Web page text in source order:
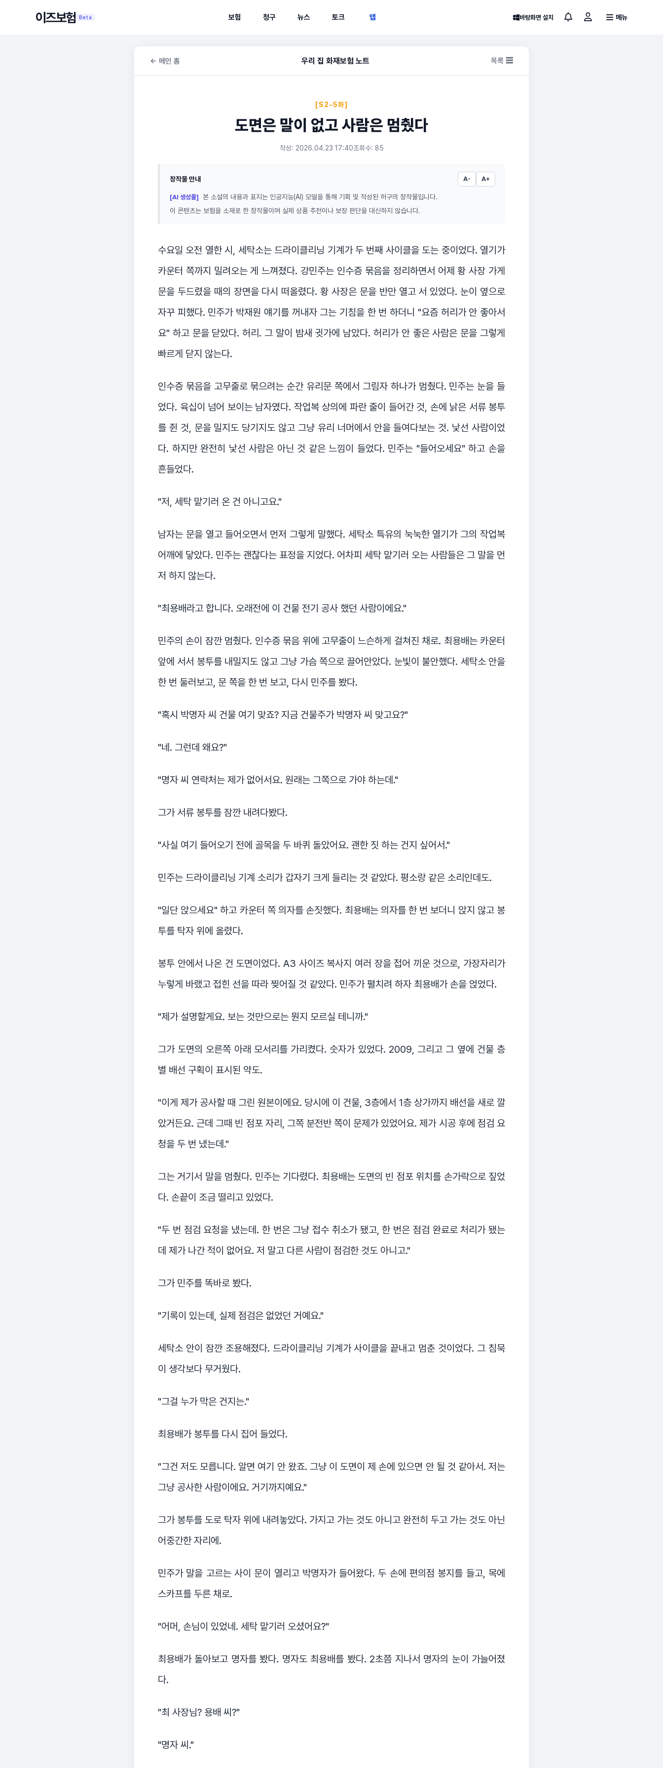
이즈보험 Beta 보험 청구 뉴스 토크 앱 바탕화면 설치 메뉴
← 메인 홈 우리 집 화재보험 노트 목록 ☰
[S2-5화]
도면은 말이 없고 사람은 멈췄다
작성: 2026.04.23 17:40조회수: 85
창작물 안내 A- A+
[AI 생성물]
본 소설의 내용과 표지는 인공지능(AI) 모델을 통해 기획 및 작성된 허구의 창작물입니다.
이 콘텐츠는 보험을 소재로 한 창작물이며 실제 상품 추천이나 보장 판단을 대신하지 않습니다.
수요일 오전 열한 시, 세탁소는 드라이클리닝 기계가 두 번째 사이클을 도는 중이었다. 열기가
카운터 쪽까지 밀려오는 게 느껴졌다. 강민주는 인수증 묶음을 정리하면서 어제 황 사장 가게
문을 두드렸을 때의 장면을 다시 떠올렸다. 황 사장은 문을 반만 열고 서 있었다. 눈이 옆으로
자꾸 피했다. 민주가 박재원 얘기를 꺼내자 그는 기침을 한 번 하더니 "요즘 허리가 안 좋아서
요" 하고 문을 닫았다. 허리. 그 말이 밤새 귓가에 남았다. 허리가 안 좋은 사람은 문을 그렇게
빠르게 닫지 않는다.
인수증 묶음을 고무줄로 묶으려는 순간 유리문 쪽에서 그림자 하나가 멈췄다. 민주는 눈을 들
었다. 육십이 넘어 보이는 남자였다. 작업복 상의에 파란 줄이 들어간 것, 손에 낡은 서류 봉투
를 쥔 것, 문을 밀지도 당기지도 않고 그냥 유리 너머에서 안을 들여다보는 것. 낯선 사람이었
다. 하지만 완전히 낯선 사람은 아닌 것 같은 느낌이 들었다. 민주는 "들어오세요" 하고 손을
흔들었다.
"저, 세탁 맡기러 온 건 아니고요."
남자는 문을 열고 들어오면서 먼저 그렇게 말했다. 세탁소 특유의 눅눅한 열기가 그의 작업복
어깨에 닿았다. 민주는 괜찮다는 표정을 지었다. 어차피 세탁 맡기러 오는 사람들은 그 말을 먼
저 하지 않는다.
"최용배라고 합니다. 오래전에 이 건물 전기 공사 했던 사람이에요."
민주의 손이 잠깐 멈췄다. 인수증 묶음 위에 고무줄이 느슨하게 걸쳐진 채로. 최용배는 카운터
앞에 서서 봉투를 내밀지도 않고 그냥 가슴 쪽으로 끌어안았다. 눈빛이 불안했다. 세탁소 안을
한 번 둘러보고, 문 쪽을 한 번 보고, 다시 민주를 봤다.
"혹시 박명자 씨 건물 여기 맞죠? 지금 건물주가 박명자 씨 맞고요?"
"네. 그런데 왜요?"
"명자 씨 연락처는 제가 없어서요. 원래는 그쪽으로 가야 하는데."
그가 서류 봉투를 잠깐 내려다봤다.
"사실 여기 들어오기 전에 골목을 두 바퀴 돌았어요. 괜한 짓 하는 건지 싶어서."
민주는 드라이클리닝 기계 소리가 갑자기 크게 들리는 것 같았다. 평소랑 같은 소리인데도.
"일단 앉으세요" 하고 카운터 쪽 의자를 손짓했다. 최용배는 의자를 한 번 보더니 앉지 않고 봉
투를 탁자 위에 올렸다.
봉투 안에서 나온 건 도면이었다. A3 사이즈 복사지 여러 장을 접어 끼운 것으로, 가장자리가
누렇게 바랬고 접힌 선을 따라 찢어질 것 같았다. 민주가 펼치려 하자 최용배가 손을 얹었다.
"제가 설명할게요. 보는 것만으로는 뭔지 모르실 테니까."
그가 도면의 오른쪽 아래 모서리를 가리켰다. 숫자가 있었다. 2009, 그리고 그 옆에 건물 층
별 배선 구획이 표시된 약도.
"이게 제가 공사할 때 그린 원본이에요. 당시에 이 건물, 3층에서 1층 상가까지 배선을 새로 깔
았거든요. 근데 그때 빈 점포 자리, 그쪽 분전반 쪽이 문제가 있었어요. 제가 시공 후에 점검 요
청을 두 번 냈는데."
그는 거기서 말을 멈췄다. 민주는 기다렸다. 최용배는 도면의 빈 점포 위치를 손가락으로 짚었
다. 손끝이 조금 떨리고 있었다.
"두 번 점검 요청을 냈는데. 한 번은 그냥 접수 취소가 됐고, 한 번은 점검 완료로 처리가 됐는
데 제가 나간 적이 없어요. 저 말고 다른 사람이 점검한 것도 아니고."
그가 민주를 똑바로 봤다.
"기록이 있는데, 실제 점검은 없었던 거예요."
세탁소 안이 잠깐 조용해졌다. 드라이클리닝 기계가 사이클을 끝내고 멈춘 것이었다. 그 침묵
이 생각보다 무거웠다.
"그걸 누가 막은 건지는."
최용배가 봉투를 다시 집어 들었다.
"그건 저도 모릅니다. 알면 여기 안 왔죠. 그냥 이 도면이 제 손에 있으면 안 될 것 같아서. 저는
그냥 공사한 사람이에요. 거기까지예요."
그가 봉투를 도로 탁자 위에 내려놓았다. 가지고 가는 것도 아니고 완전히 두고 가는 것도 아닌
어중간한 자리에.
민주가 말을 고르는 사이 문이 열리고 박명자가 들어왔다. 두 손에 편의점 봉지를 들고, 목에
스카프를 두른 채로.
"어머, 손님이 있었네. 세탁 맡기러 오셨어요?"
최용배가 돌아보고 명자를 봤다. 명자도 최용배를 봤다. 2초쯤 지나서 명자의 눈이 가늘어졌
다.
"최 사장님? 용배 씨?"
"명자 씨."